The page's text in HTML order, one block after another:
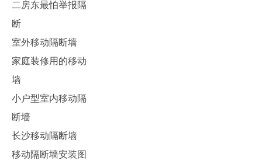
二房东最怕举报隔
断
室外移动隔断墙
家庭装修用的移动
墙
小户型室内移动隔
断墙
长沙移动隔断墙
移动隔断墙安装图